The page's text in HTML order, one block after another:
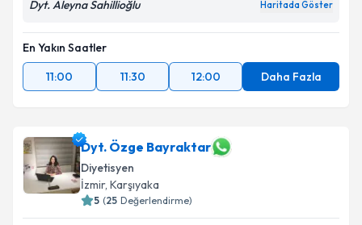
Dyt. Aleyna Sahillioğlu Haritada Göster
En Yakın Saatler
11:00
11:30 12:00 Daha Fazla
Dyt. Özge Bayraktar
Diyetisyen
İzmir, Karşıyaka
5 (25 Değerlendirme)